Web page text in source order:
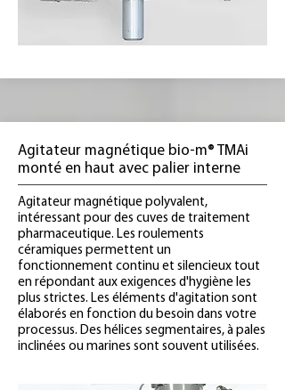
Agitateur magnétique bio-m® TMAi
monté en haut avec palier interne
Agitateur magnétique polyvalent,
intéressant pour des cuves de traitement
pharmaceutique. Les roulements
céramiques permettent un
fonctionnement continu et silencieux tout
en répondant aux exigences d'hygiène les
plus strictes. Les éléments d'agitation sont
élaborés en fonction du besoin dans votre
processus. Des hélices segmentaires, à pales
inclinées ou marines sont souvent utilisées.